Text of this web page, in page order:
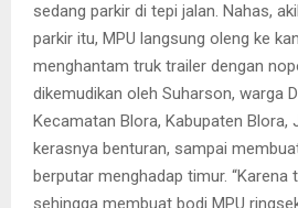
sedang parkir di tepi jalan. Nahas,
parkir itu, MPU langsung oleng ke
menghantam truk trailer dengan
dikemudikan oleh Suharson, warga
Kecamatan Blora, Kabupaten Blora,
kerasnya benturan, sampai
berputar menghadap timur. “Karena
sehingga membuat bodi MPU